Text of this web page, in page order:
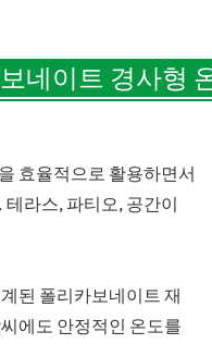
네이트 경사형
효율적으로 활용하면서
라스, 파티오, 공간이
된 폴리카보네이트 재
에도 안정적인 온도를